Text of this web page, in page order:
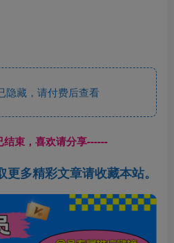
藏，请付费后查看
束，喜欢请分享------
多精彩文章请收藏本站。